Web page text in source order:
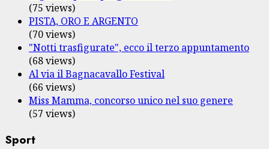
(75 views)
PISTA, ORO E ARGENTO
(70 views)
"Notti trasfigurate", ecco il terzo appuntamento
(68 views)
Al via il Bagnacavallo Festival
(66 views)
Miss Mamma, concorso unico nel suo genere
(57 views)
Sport